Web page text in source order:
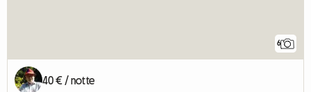
6
40 € / notte